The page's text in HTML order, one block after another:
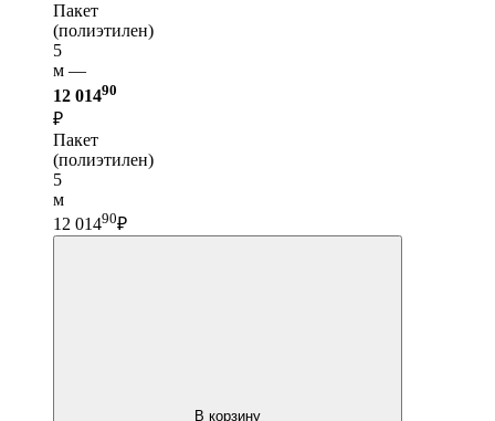
Пакет
(полиэтилен)
5
м —
12 01490
₽
Пакет
(полиэтилен)
5
м
12 01490₽
В корзину